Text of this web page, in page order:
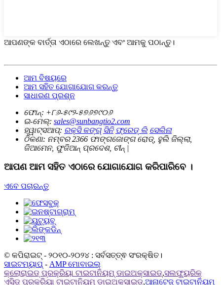
ଆପଣଙ୍କ ବାର୍ତ୍ତା ଏଠାରେ ଲେଖନ୍ତୁ ଏବଂ ଆମକୁ ପଠାନ୍ତୁ।
ଆମ ବିଷୟରେ
ଆମ ସହିତ ଯୋଗାଯୋଗ କରନ୍ତୁ
ସାଧାରଣ ପ୍ରଶ୍ନ
ଫୋନ୍‌: +୮୬-୫୯୨-୫୭୬୭୯୦୬
ଇ-ମେଲ୍‌: sales@sunbangtio2.com
ହ୍ୱାଟ୍ସଆପ୍‌: ରକ୍ସି କଙ୍ଗ୍ ସିନି ଫ୍ରେଡ୍ ଲି ସେଲିନା
ଠିକଣା: ନମ୍ବର 2366 ଫାଙ୍ଗଜୋଙ୍ଗ ରୋଡ୍, ହୁଲି ଜିଲ୍ଲା,
ଜିଆମେନ, ଫୁଜିଆନ୍ ପ୍ରଦେଶ, ଚୀନ୍ |
ଆପଣ ଆମ ସହିତ ଏଠାରେ ଯୋଗାଯୋଗ କରିପାରିବେ ।
ଏବେ ପଚାରନ୍ତୁ
© କପିରାଇଟ୍ - ୨୦୧୦-୨୦୨୪ : ସର୍ବସତ୍ତ୍ଵ ସଂରକ୍ଷିତ।
ସାଇଟମ୍ୟାପ୍ - AMP ମୋବାଇଲ୍
କ୍ଲୋରାଇଡ୍ ପ୍ରକ୍ରିୟା ଟାଇଟାନିୟମ୍ ଡାଇଅକ୍ସାଇଡ୍,ସଲଫ୍ୟୁରିକ୍
ଏସିଡ୍ ପ୍ରକ୍ରିୟା ଟାଇଟାନିୟମ୍ ଡାଇଅକ୍ସାଇଡ୍,ଆନାଟେଜ୍ ଟାଇଟାନିୟମ୍